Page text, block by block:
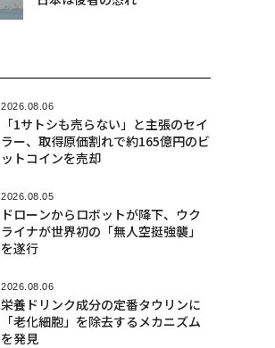
2026.08.06
「1サトシも売らない」と主張のセイ
ラー、取得原価割れで約165億円のビ
ットコインを売却
2026.08.05
ドローンからロボットが降下、ウク
ライナが世界初の「無人空挺強襲」
を遂行
2026.08.06
栄養ドリンク成分の定番タウリンに
「老化細胞」を除去するメカニズム
を発見